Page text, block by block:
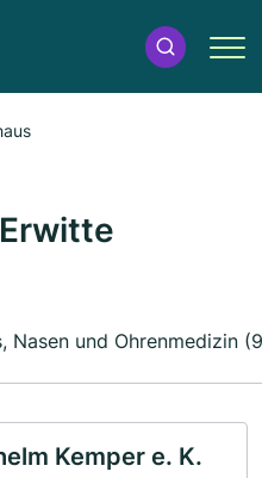
Nasen und Ohrenmedizin
Kemper e. K.